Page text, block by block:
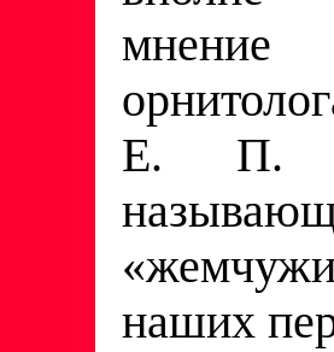
мнение
Е. П.
наших